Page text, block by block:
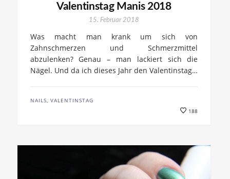
Valentinstag Manis 2018
15. Februar 2018
Was macht man krank um sich von
Zahnschmerzen und Schmerzmittel
abzulenken? Genau – man lackiert sich die
Nägel. Und da ich dieses Jahr den Valentinstag…
NAILS VALENTINSTAG
188